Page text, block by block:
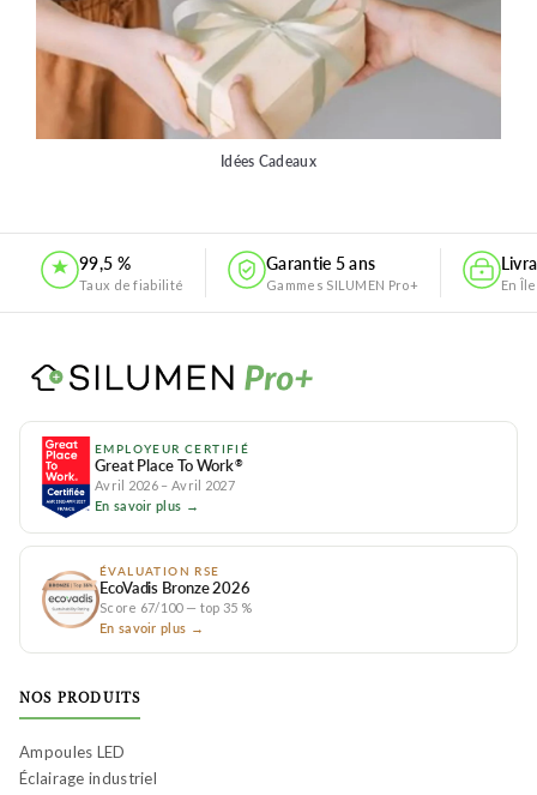
Idées Cadeaux
99,5 %
Taux de fiabilité
Garantie 5 ans
Gammes SILUMEN Pro+ En
EMPLOYEUR CERTIFIÉ
Great Place To Work®
Avril 2026 – Avril 2027
En savoir plus →
ÉVALUATION RSE
EcoVadis Bronze 2026
Score 67/100 — top 35 %
En savoir plus →
NOS PRODUITS
Ampoules LED
Éclairage industriel